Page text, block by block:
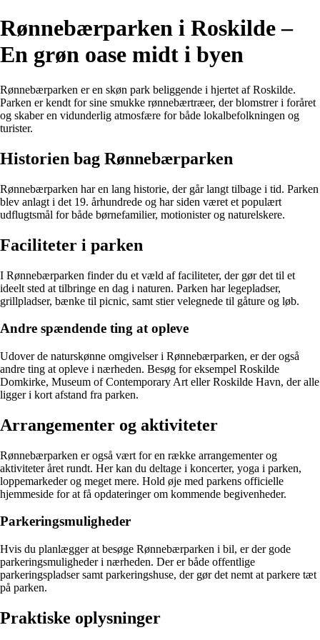
Rønnebærparken i Roskilde –
En grøn oase midt i byen
Rønnebærparken er en skøn park beliggende i hjertet af Roskilde.
Parken er kendt for sine smukke rønnebærtræer, der blomstrer i foråret
og skaber en vidunderlig atmosfære for både lokalbefolkningen og
turister.
Historien bag Rønnebærparken
Rønnebærparken har en lang historie, der går langt tilbage i tid. Parken
blev anlagt i det 19. århundrede og har siden været et populært
udflugtsmål for både børnefamilier, motionister og naturelskere.
Faciliteter i parken
I Rønnebærparken finder du et væld af faciliteter, der gør det til et
ideelt sted at tilbringe en dag i naturen. Parken har legepladser,
grillpladser, bænke til picnic, samt stier velegnede til gåture og løb.
Andre spændende ting at opleve
Udover de naturskønne omgivelser i Rønnebærparken, er der også
andre ting at opleve i nærheden. Besøg for eksempel Roskilde
Domkirke, Museum of Contemporary Art eller Roskilde Havn, der alle
ligger i kort afstand fra parken.
Arrangementer og aktiviteter
Rønnebærparken er også vært for en række arrangementer og
aktiviteter året rundt. Her kan du deltage i koncerter, yoga i parken,
loppemarkeder og meget mere. Hold øje med parkens officielle
hjemmeside for at få opdateringer om kommende begivenheder.
Parkeringsmuligheder
Hvis du planlægger at besøge Rønnebærparken i bil, er der gode
parkeringsmuligheder i nærheden. Der er både offentlige
parkeringspladser samt parkeringshuse, der gør det nemt at parkere tæt
på parken.
Praktiske oplysninger